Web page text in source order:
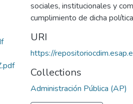
sociales, institucionales y
cumplimiento de dicha
URI
https://
Collections
Administración Pública (AP)